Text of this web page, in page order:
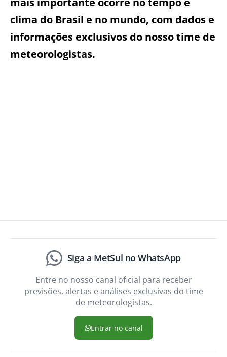
clima do Brasil e no mundo, com dados e
informações exclusivos do nosso time de
meteorologistas.
Siga a MetSul no WhatsApp
Entre no nosso canal oficial para receber
previsões, alertas e análises exclusivas do time
de meteorologistas.
Entrar no canal